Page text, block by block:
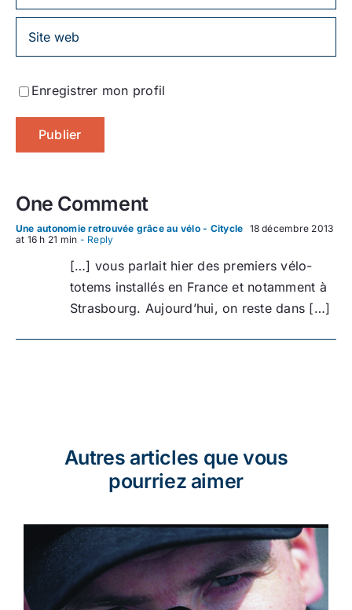
One Comment
Une autonomie retrouvée grâce au vélo - Citycle 18 décembre 2013
at 16 h 21 min - Reply
[…] vous parlait hier des premiers vélo-
totems installés en France et notamment à
Strasbourg. Aujourd’hui, on reste dans […]
Enregistrer mon profil
Autres articles que vous
pourriez aimer